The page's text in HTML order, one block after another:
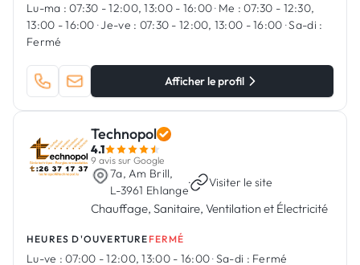
Lu-ma : 07:30 - 12:00, 13:00 - 16:00· Me : 07:30 - 12:30,
13:00 - 16:00 ·Je-ve : 07:30 - 12:00, 13:00 - 16:00 ·Sa-di :
Fermé
Afficher le profil
Technopol
4.1
9 avis sur Google
7a, Am Brill,
L-3961 Ehlange
· Visiter le site
Chauffage, Sanitaire, Ventilation et Électricité
HEURES D'OUVERTURE FERMÉ
Lu-ve : 07:00 - 12:00, 13:00 - 16:00·Sa-di : Fermé